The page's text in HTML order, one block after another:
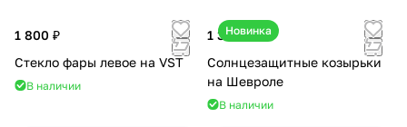
1 800 ₽
Стекло фары левое на VST
В наличии
Новинка
1 350 ₽
Солнцезащитные козырьки
на Шевроле
В наличии